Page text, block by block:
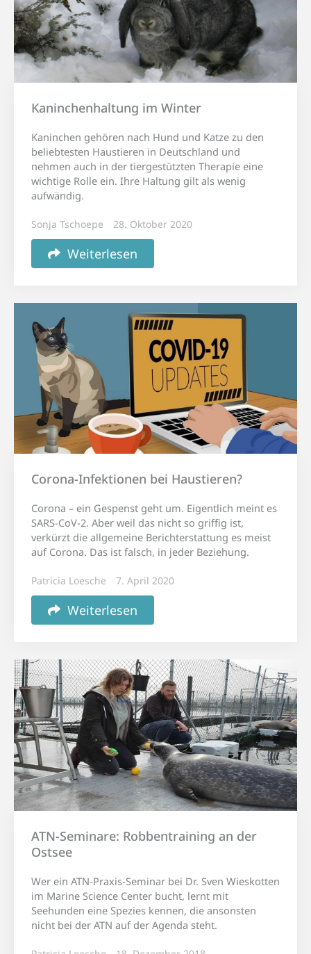
Kaninchenhaltung im Winter
Kaninchen gehören nach Hund und Katze zu den
beliebtesten Haustieren in Deutschland und
nehmen auch in der tiergestützten Therapie eine
wichtige Rolle ein. Ihre Haltung gilt als wenig
aufwändig.
Sonja Tschoepe 28. Oktober 2020
Weiterlesen
Corona-Infektionen bei Haustieren?
Corona – ein Gespenst geht um. Eigentlich meint es
SARS-CoV-2. Aber weil das nicht so griffig ist,
verkürzt die allgemeine Berichterstattung es meist
auf Corona. Das ist falsch, in jeder Beziehung.
Patricia Loesche 7. April 2020
Weiterlesen
ATN-Seminare: Robbentraining an der
Ostsee
Wer ein ATN-Praxis-Seminar bei Dr. Sven Wieskotten
im Marine Science Center bucht, lernt mit
Seehunden eine Spezies kennen, die ansonsten
nicht bei der ATN auf der Agenda steht.